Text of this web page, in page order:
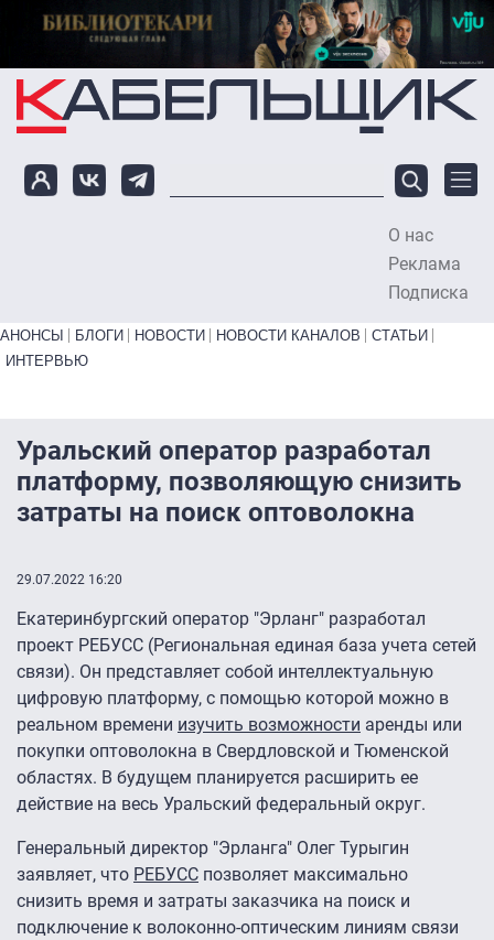
Перейти к основному содержанию
О нас
Реклама
Подписка
Primary links bottom
АНОНСЫ БЛОГИ НОВОСТИ НОВОСТИ КАНАЛОВ
СТАТЬИ
ИНТЕРВЬЮ
Уральский оператор разработал
платформу, позволяющую снизить
затраты на поиск оптоволокна
29.07.2022 16:20
Екатеринбургский оператор "Эрланг" разработал
проект РЕБУСС (Региональная единая база учета сетей
связи). Он представляет собой интеллектуальную
цифровую платформу, с помощью которой можно в
реальном времени изучить возможности аренды или
покупки оптоволокна в Свердловской и Тюменской
областях. В будущем планируется расширить ее
действие на весь Уральский федеральный округ.
Генеральный директор "Эрланга" Олег Турыгин
заявляет, что РЕБУСС позволяет максимально
снизить время и затраты заказчика на поиск и
подключение к волоконно-оптическим линиям связи